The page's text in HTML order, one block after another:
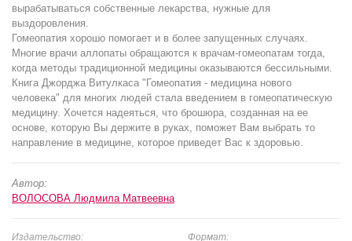
вырабатываться собственные лекарства, нужные для
выздоровления.
Гомеопатия хорошо помогает и в более запущенных случаях.
Многие врачи аллопаты обращаются к врачам-гомеопатам тогда,
когда методы традиционной медицины оказываются бессильными.
Книга Джорджа Витулкаса "Гомеопатия - медицина нового
человека" для многих людей стала введением в гомеопатическую
медицину. Хочется надеяться, что брошюра, созданная на ее
основе, которую Вы держите в руках, поможет Вам выбрать то
направление в медицине, которое приведет Вас к здоровью.
Автор:
ВОЛОСОВА Людмила Матвеевна
Издательство: Формат: